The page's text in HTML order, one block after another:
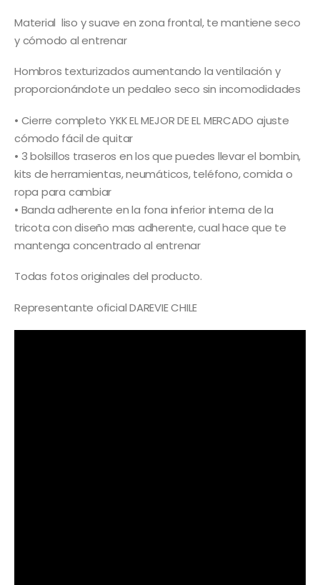
Material liso y suave en zona frontal, te mantiene seco
y cómodo al entrenar
Hombros texturizados aumentando la ventilación y
proporcionándote un pedaleo seco sin incomodidades
• Cierre completo YKK EL MEJOR DE EL MERCADO ajuste
cómodo fácil de quitar
• 3 bolsillos traseros en los que puedes llevar el bombin,
kits de herramientas, neumáticos, teléfono, comida o
ropa para cambiar
• Banda adherente en la fona inferior interna de la
tricota con diseño mas adherente, cual hace que te
mantenga concentrado al entrenar
Todas fotos originales del producto.
Representante oficial DAREVIE CHILE